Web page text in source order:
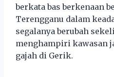
berkata bas berkenaan
Terengganu dalam
segalanya berubah
menghampiri kawasan
gajah di Gerik.